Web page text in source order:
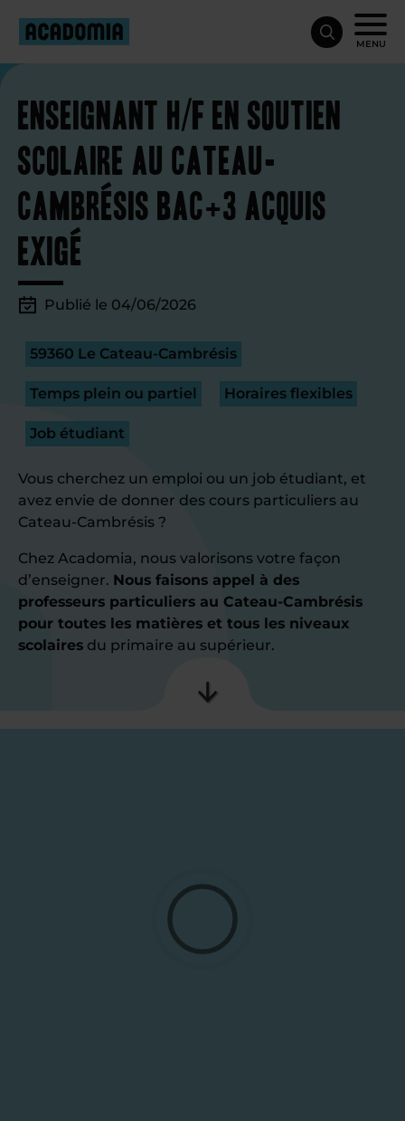
MENU
Enseignant H/F en soutien
scolaire au Cateau-
Cambrésis Bac+3 acquis
exigé
Publié le 04/06/2026
59360 Le Cateau-Cambrésis
Temps plein ou partiel Horaires flexibles
Job étudiant
Vous cherchez un emploi ou un job étudiant, et
avez envie de donner des cours particuliers au
Cateau-Cambrésis ?
Chez Acadomia, nous valorisons votre façon
d’enseigner. Nous faisons appel à des
professeurs particuliers au Cateau-Cambrésis
pour toutes les matières et tous les niveaux
scolaires du primaire au supérieur.